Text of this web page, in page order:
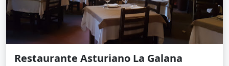
Restaurante Asturiano La Galana